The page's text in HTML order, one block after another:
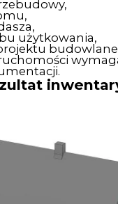
użytkowania,